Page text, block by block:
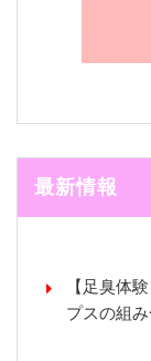
最新情報
【足臭体
プスの組